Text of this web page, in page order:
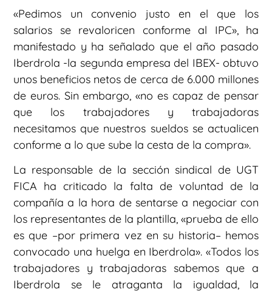
«Pedimos un convenio justo en el que los
salarios se revaloricen conforme al IPC», ha
manifestado y ha señalado que el año pasado
Iberdrola -la segunda empresa del IBEX- obtuvo
unos beneficios netos de cerca de 6.000 millones
de euros. Sin embargo, «no es capaz de pensar
que los trabajadores y trabajadoras
necesitamos que nuestros sueldos se actualicen
conforme a lo que sube la cesta de la compra».
La responsable de la sección sindical de UGT
FICA ha criticado la falta de voluntad de la
compañía a la hora de sentarse a negociar con
los representantes de la plantilla, «prueba de ello
es que –por primera vez en su historia– hemos
convocado una huelga en Iberdrola». «Todos los
trabajadores y trabajadoras sabemos que a
Iberdrola se le atraganta la igualdad, la